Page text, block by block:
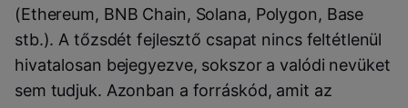
(Ethereum, BNB Chain, Solana, Polygon, Base
stb.). A tőzsdét fejlesztő csapat nincs feltétlenül
hivatalosan bejegyezve, sokszor a valódi nevüket
sem tudjuk. Azonban a forráskód, amit az